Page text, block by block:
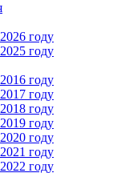
году
году
году
году
году
году
году
году
году